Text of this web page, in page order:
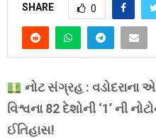
SHARE 0
નોટ સંગ્રહ : વડોદરાના
વિશ્વના 82 દેશોની ‘1’ ની
ઈતિહાસ!